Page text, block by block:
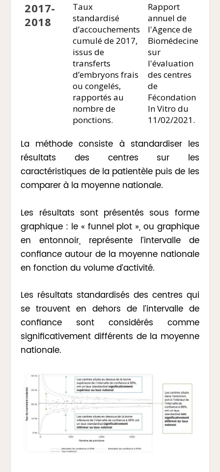
2017-
2018
Taux
standardisé
d’accouchements
cumulé de 2017,
issus de
transferts
d’embryons frais
ou congelés,
rapportés au
nombre de
ponctions.
Rapport
annuel de
l'Agence de
Biomédecine
sur
l'évaluation
des centres
de
Fécondation
In Vitro du
11/02/2021.
La méthode consiste à standardiser les
résultats des centres sur les
caractéristiques de la patientèle puis de les
comparer à la moyenne nationale.
Les résultats sont présentés sous forme
graphique : le « funnel plot », ou graphique
en entonnoir, représente l’intervalle de
confiance autour de la moyenne nationale
en fonction du volume d’activité.
Les résultats standardisés des centres qui
se trouvent en dehors de l’intervalle de
confiance sont considérés comme
significativement différents de la moyenne
nationale.